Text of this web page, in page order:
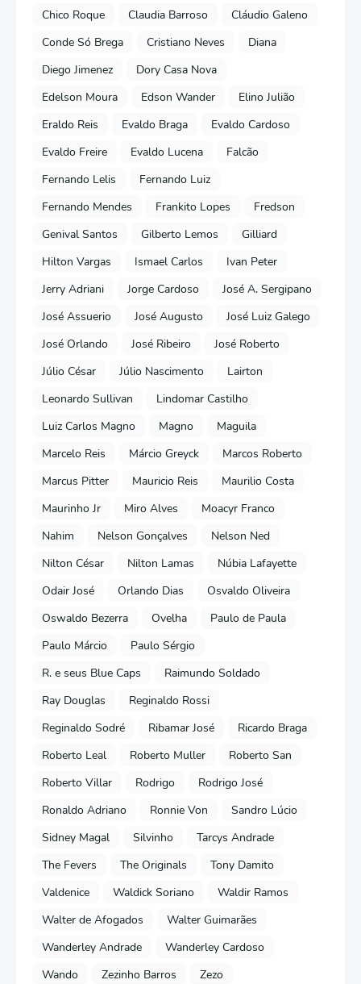
Chico Roque
Claudia Barroso
Cláudio Galeno
Conde Só Brega
Cristiano Neves
Diana
Diego Jimenez
Dory Casa Nova
Edelson Moura
Edson Wander
Elino Julião
Eraldo Reis
Evaldo Braga
Evaldo Cardoso
Evaldo Freire
Evaldo Lucena
Falcão
Fernando Lelis
Fernando Luiz
Fernando Mendes
Frankito Lopes
Fredson
Genival Santos
Gilberto Lemos
Gilliard
Hilton Vargas
Ismael Carlos
Ivan Peter
Jerry Adriani
Jorge Cardoso
José A. Sergipano
José Assuerio
José Augusto
José Luiz Galego
José Orlando
José Ribeiro
José Roberto
Júlio César
Júlio Nascimento
Lairton
Leonardo Sullivan
Lindomar Castilho
Luiz Carlos Magno
Magno
Maguila
Marcelo Reis
Márcio Greyck
Marcos Roberto
Marcus Pitter
Mauricio Reis
Maurilio Costa
Maurinho Jr
Miro Alves
Moacyr Franco
Nahim
Nelson Gonçalves
Nelson Ned
Nilton César
Nilton Lamas
Núbia Lafayette
Odair José
Orlando Dias
Osvaldo Oliveira
Oswaldo Bezerra
Ovelha
Paulo de Paula
Paulo Márcio
Paulo Sérgio
R. e seus Blue Caps
Raimundo Soldado
Ray Douglas
Reginaldo Rossi
Reginaldo Sodré
Ribamar José
Ricardo Braga
Roberto Leal
Roberto Muller
Roberto San
Roberto Villar
Rodrigo
Rodrigo José
Ronaldo Adriano
Ronnie Von
Sandro Lúcio
Sidney Magal
Silvinho
Tarcys Andrade
The Fevers
The Originals
Tony Damito
Valdenice
Waldick Soriano
Waldir Ramos
Walter de Afogados
Walter Guimarães
Wanderley Andrade
Wanderley Cardoso
Wando
Zezinho Barros Zezo